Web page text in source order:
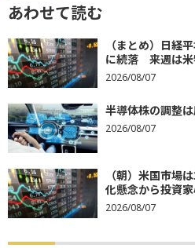
あわせて読む
（まとめ）日経
に続落 来週は米
2026/08/07
半導体株の調整
2026/08/07
（朝）米国市場
化懸念から投資
2026/08/07